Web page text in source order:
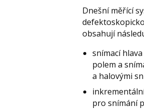
Dnešní měřící
obsahují
snímací
polem a
a halovými
pro snímání